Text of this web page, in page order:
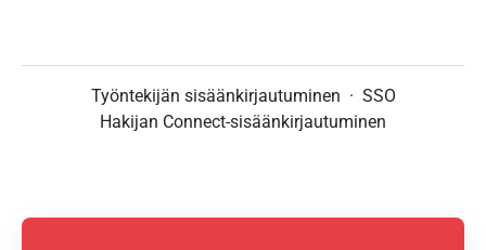
Työntekijän sisäänkirjautuminen · SSO
Hakijan Connect-sisäänkirjautuminen